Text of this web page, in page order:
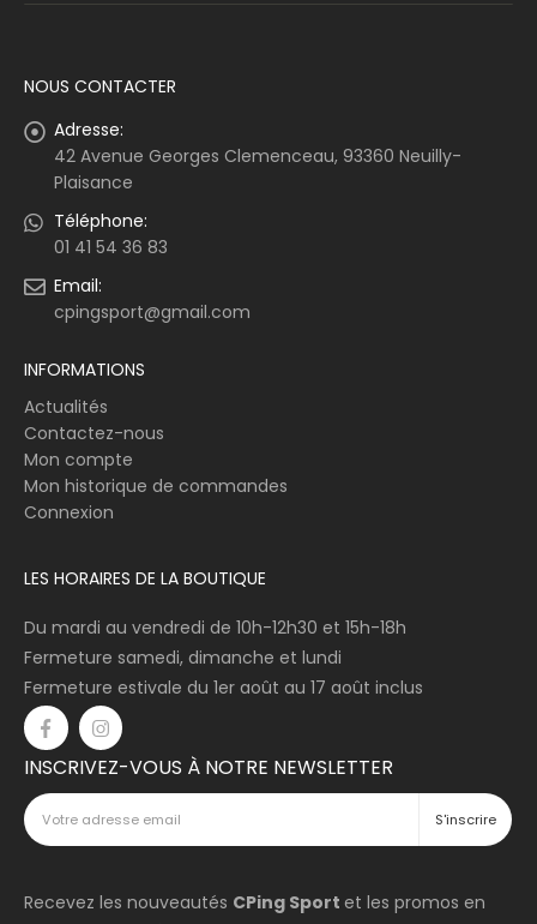
NOUS CONTACTER
Adresse:
42 Avenue Georges Clemenceau, 93360 Neuilly-
Plaisance
Téléphone:
01 41 54 36 83
Email:
cpingsport@gmail.com
INFORMATIONS
Actualités
Contactez-nous
Mon compte
Mon historique de commandes
Connexion
LES HORAIRES DE LA BOUTIQUE
Du mardi au vendredi de 10h-12h30 et 15h-18h
Fermeture samedi, dimanche et lundi
Fermeture estivale du 1er août au 17 août inclus
INSCRIVEZ-VOUS À NOTRE NEWSLETTER
Recevez les nouveautés CPing Sport et les promos en